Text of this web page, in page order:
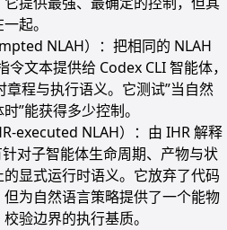
起。
NLAH）：把相同的 NLAH
文本提供给 Codex CLI 智能体，
章程与执行语义。它测试”当自然
”能获得多少控制。
executed NLAH）：由 IHR 解释
对子智能体生命周期、产物与状
显式运行时语义。它放弃了代码
为自然语言策略提供了一个能物
验边界的执行基质。